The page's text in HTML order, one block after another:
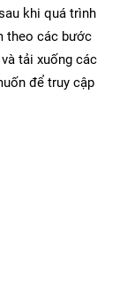
khi quá trình
theo các bước
tải xuống các
để truy cập